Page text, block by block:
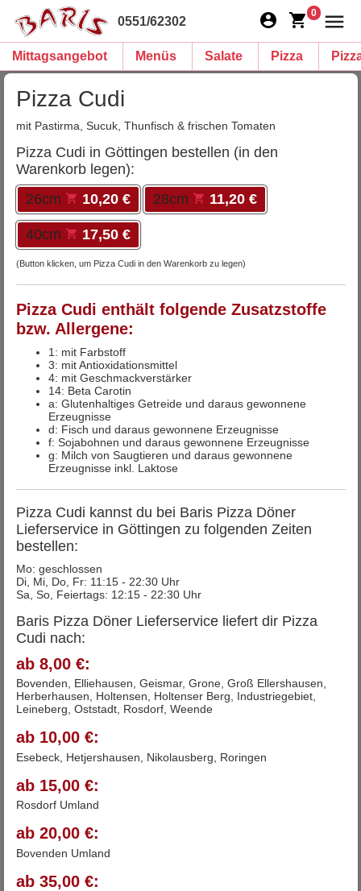
0551/62302
0
Mittagsangebot Menüs Salate Pizza
Pizza Cudi
mit Pastirma, Sucuk, Thunfisch & frischen Tomaten
Pizza Cudi in Göttingen bestellen (in den
Warenkorb legen):
26cm
10,20 € 28cm 11,20 €
40cm 17,50 €
(Button klicken, um Pizza Cudi in den Warenkorb zu legen)
Pizza Cudi enthält folgende Zusatzstoffe
bzw. Allergene:
1: mit Farbstoff
3: mit Antioxidationsmittel
4: mit Geschmackverstärker
14: Beta Carotin
a: Glutenhaltiges Getreide und daraus gewonnene
Erzeugnisse
d: Fisch und daraus gewonnene Erzeugnisse
f: Sojabohnen und daraus gewonnene Erzeugnisse
g: Milch von Saugtieren und daraus gewonnene
Erzeugnisse inkl. Laktose
Pizza Cudi kannst du bei Baris Pizza Döner
Lieferservice in Göttingen zu folgenden Zeiten
bestellen:
Mo: geschlossen
Di, Mi, Do, Fr: 11:15 - 22:30 Uhr
Sa, So, Feiertags: 12:15 - 22:30 Uhr
Baris Pizza Döner Lieferservice liefert dir Pizza
Cudi nach:
ab 8,00 €:
Bovenden, Elliehausen, Geismar, Grone, Groß Ellershausen,
Herberhausen, Holtensen, Holtenser Berg, Industriegebiet,
Leineberg, Oststadt, Rosdorf, Weende
ab 10,00 €:
Esebeck, Hetjershausen, Nikolausberg, Roringen
ab 15,00 €:
Rosdorf Umland
ab 20,00 €:
Bovenden Umland
ab 35,00 €: